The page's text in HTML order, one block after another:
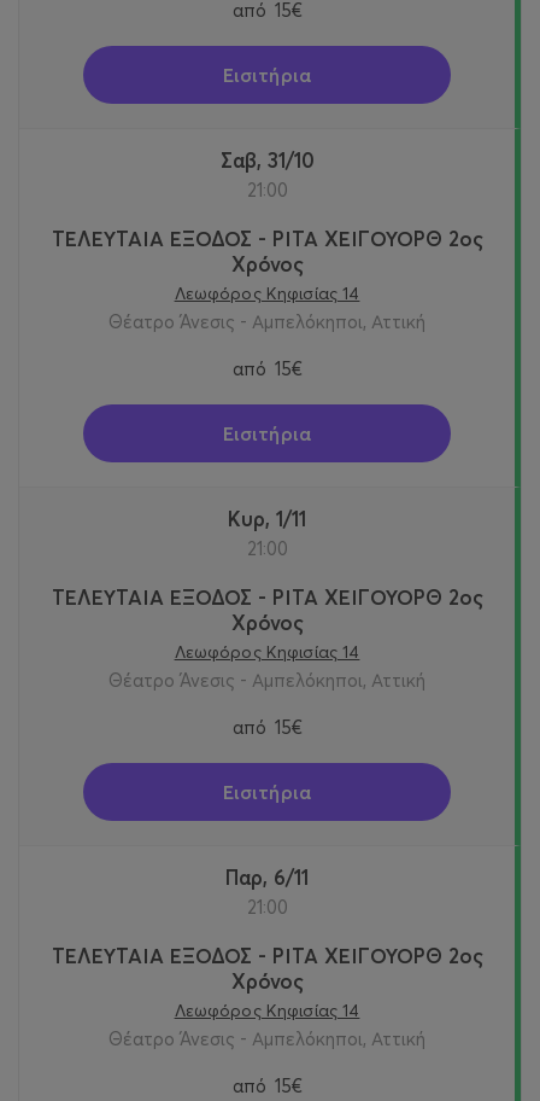
από 15€
Εισιτήρια
Σαβ, 31/10
21:00
ΤΕΛΕΥΤΑΙΑ ΕΞΟΔΟΣ - ΡΙΤΑ ΧΕΙΓΟΥΟΡΘ 2oς
Χρόνος
Λεωφόρος Κηφισίας 14
Θέατρο Άνεσις - Αμπελόκηποι, Αττική
από 15€
Εισιτήρια
Κυρ, 1/11
21:00
ΤΕΛΕΥΤΑΙΑ ΕΞΟΔΟΣ - ΡΙΤΑ ΧΕΙΓΟΥΟΡΘ 2oς
Χρόνος
Λεωφόρος Κηφισίας 14
Θέατρο Άνεσις - Αμπελόκηποι, Αττική
από 15€
Εισιτήρια
Παρ, 6/11
21:00
ΤΕΛΕΥΤΑΙΑ ΕΞΟΔΟΣ - ΡΙΤΑ ΧΕΙΓΟΥΟΡΘ 2oς
Χρόνος
Λεωφόρος Κηφισίας 14
Θέατρο Άνεσις - Αμπελόκηποι, Αττική
από 15€